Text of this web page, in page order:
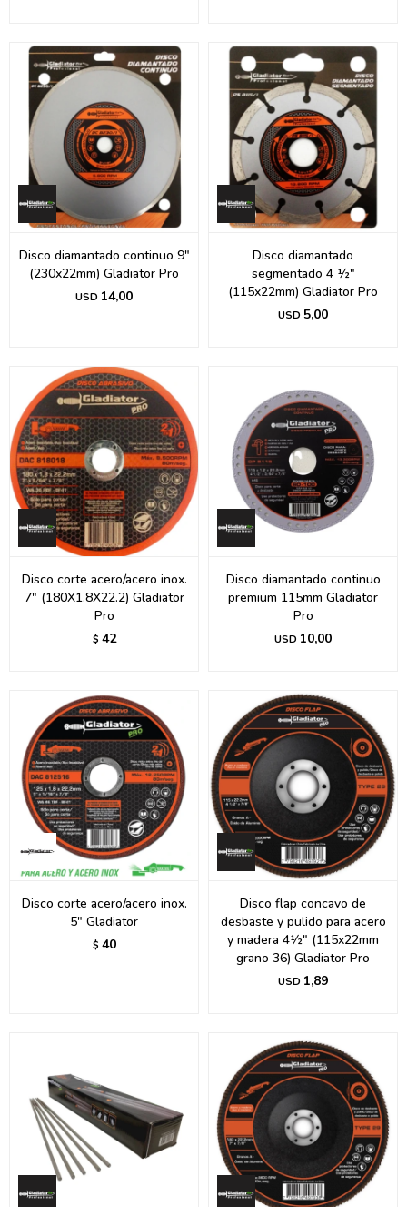
Disco diamantado continuo 9"
(230x22mm) Gladiator Pro
USD 14,00
Disco diamantado
segmentado 4 ½"
(115x22mm) Gladiator Pro
USD 5,00
Disco corte acero/acero inox.
7" (180X1.8X22.2) Gladiator
Pro
$ 42
Disco diamantado continuo
premium 115mm Gladiator
Pro
USD 10,00
Disco corte acero/acero inox.
5" Gladiator
$ 40
Disco flap concavo de
desbaste y pulido para acero
y madera 4½" (115x22mm
grano 36) Gladiator Pro
USD 1,89